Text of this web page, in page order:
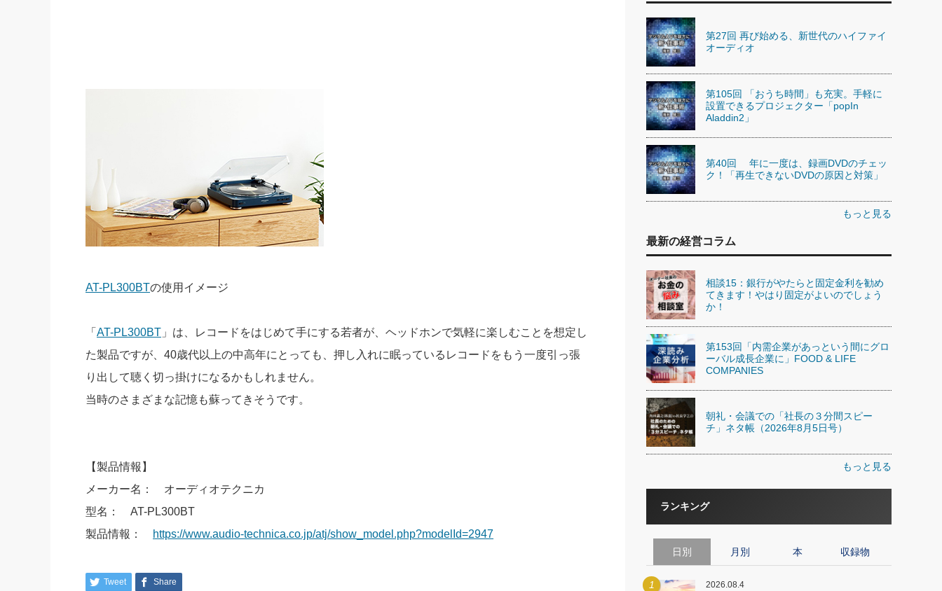
AT-PL300BTの使用イメージ
「 AT-PL300BT 」は、レコードをはじめて手にする若者が、ヘッドホンで気軽に楽しむことを想定し
た製品ですが、40歳代以上の中高年にとっても、押し入れに眠っているレコードをもう一度引っ張
り出して聴く切っ掛けになるかもしれません。
当時のさまざまな記憶も蘇ってきそうです。
【製品情報】
メーカー名： オーディオテクニカ
型名： AT-PL300BT
製品情報：
https://www.audio-technica.co.jp/atj/show_model.php?modelId=2947
Tweet Share
第27回 再び始める、新世代のハイファイ
オーディオ
第105回 「おうち時間」も充実。手軽に
設置できるプロジェクター「popIn
Aladdin2」
第40回 年に一度は、録画DVDのチェッ
ク！「再生できないDVDの原因と対策」
もっと見る
最新の経営コラム
相談15：銀行がやたらと固定金利を勧め
てきます！やはり固定がよいのでしょう
か！
第153回「内需企業があっという間にグロ
ーバル成長企業に」FOOD & LIFE
COMPANIES
朝礼・会議での「社長の３分間スピー
チ」ネタ帳（2026年8月5日号）
もっと見る
ランキング
日別 月別 本 収録物
1 2026.08.4